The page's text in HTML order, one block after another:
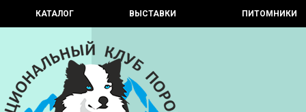
КАТАЛОГ ВЫСТАВКИ ПИТОМНИКИ